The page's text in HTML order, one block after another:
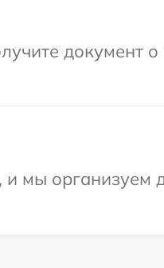
документ
мы организуем